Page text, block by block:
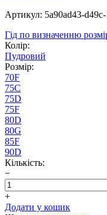
Артикул: 5a90ad43-
Гід по визначенню
Колір:
Пудровий
Розмір:
70F
75C
75D
75F
80D
80G
85F
90D
Кількість:
−
+
Додати у кошик